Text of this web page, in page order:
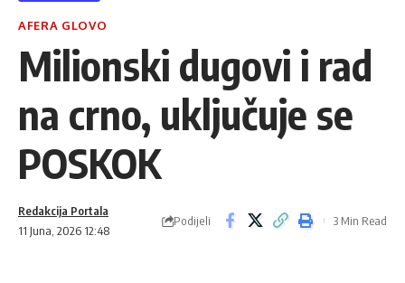
AFERA GLOVO
Milionski dugovi i rad
na crno, uključuje se
POSKOK
11 Juna, 2026 12:48
Redakcija Portala
Podijeli 3 Min Read